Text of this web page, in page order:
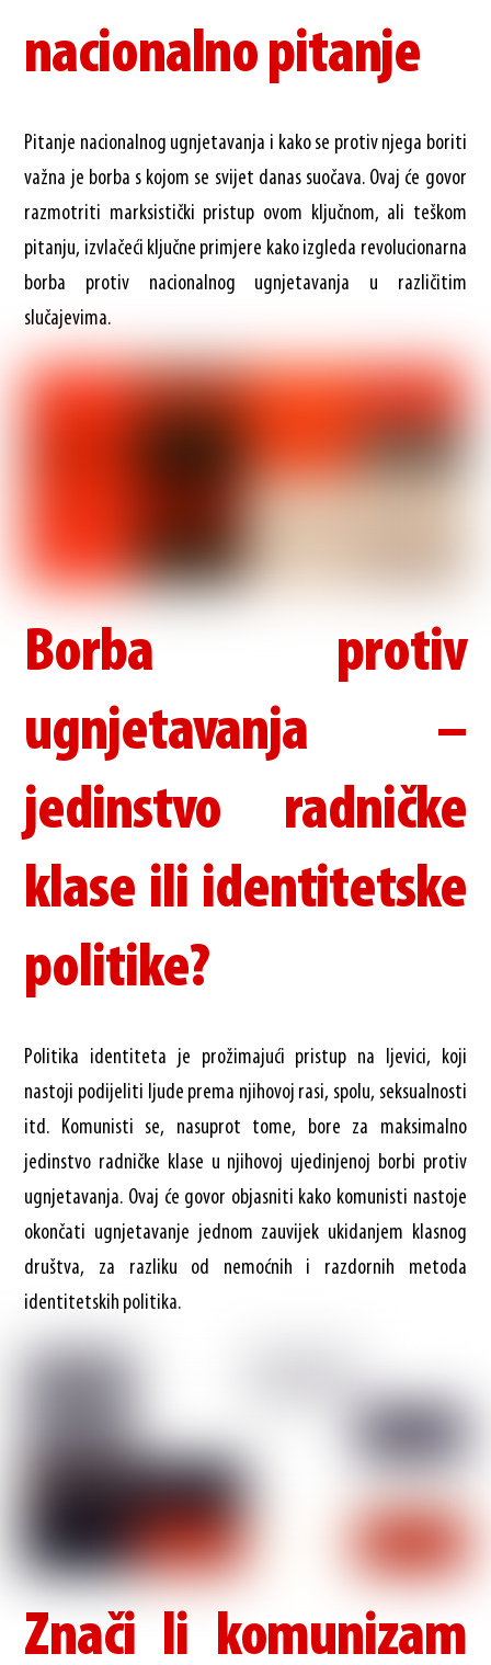
nacionalno pitanje
Pitanje nacionalnog ugnjetavanja i kako se protiv njega boriti
važna je borba s kojom se svijet danas suočava. Ovaj će govor
razmotriti marksistički pristup ovom ključnom, ali teškom
pitanju, izvlačeći ključne primjere kako izgleda revolucionarna
borba protiv nacionalnog ugnjetavanja u različitim
slučajevima.
Borba protiv
ugnjetavanja –
jedinstvo radničke
klase ili identitetske
politike?
Politika identiteta je prožimajući pristup na ljevici, koji
nastoji podijeliti ljude prema njihovoj rasi, spolu, seksualnosti
itd. Komunisti se, nasuprot tome, bore za maksimalno
jedinstvo radničke klase u njihovoj ujedinjenoj borbi protiv
ugnjetavanja. Ovaj će govor objasniti kako komunisti nastoje
okončati ugnjetavanje jednom zauvijek ukidanjem klasnog
društva, za razliku od nemoćnih i razdornih metoda
identitetskih politika.
Znači li komunizam